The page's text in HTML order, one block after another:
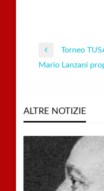
Previous
Post
Torneo
Next
Mario Lanzani
ALTRE NOTIZIE